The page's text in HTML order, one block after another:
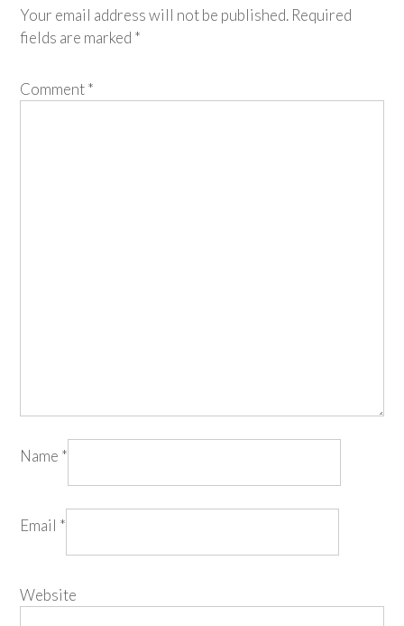
Your email address will not be published. Required
fields are marked *
Comment*
Name *
Email *
Website